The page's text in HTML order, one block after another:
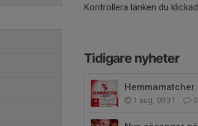
Kontrollera länken du
Tidigare nyheter
Hemmamatcher
1 aug, 09:31 0